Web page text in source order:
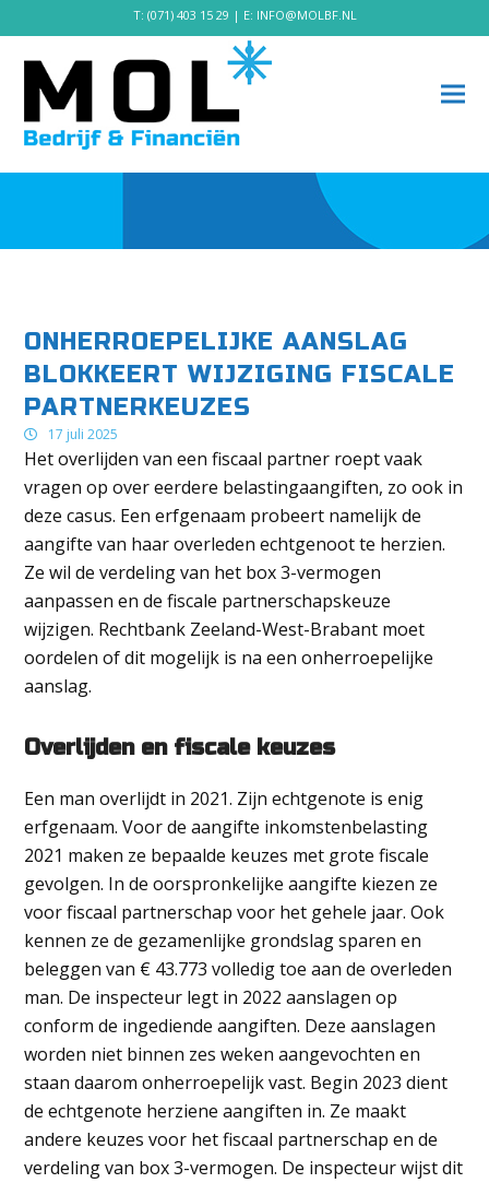
T: (071) 403 15 29 | E: INFO@MOLBF.NL
ONHERROEPELIJKE AANSLAG
BLOKKEERT WIJZIGING FISCALE
PARTNERKEUZES
17 juli 2025
Het overlijden van een fiscaal partner roept vaak
vragen op over eerdere belastingaangiften, zo ook in
deze casus. Een erfgenaam probeert namelijk de
aangifte van haar overleden echtgenoot te herzien.
Ze wil de verdeling van het box 3-vermogen
aanpassen en de fiscale partnerschapskeuze
wijzigen. Rechtbank Zeeland-West-Brabant moet
oordelen of dit mogelijk is na een onherroepelijke
aanslag.
Overlijden en fiscale keuzes
Een man overlijdt in 2021. Zijn echtgenote is enig
erfgenaam. Voor de aangifte inkomstenbelasting
2021 maken ze bepaalde keuzes met grote fiscale
gevolgen. In de oorspronkelijke aangifte kiezen ze
voor fiscaal partnerschap voor het gehele jaar. Ook
kennen ze de gezamenlijke grondslag sparen en
beleggen van € 43.773 volledig toe aan de overleden
man. De inspecteur legt in 2022 aanslagen op
conform de ingediende aangiften. Deze aanslagen
worden niet binnen zes weken aangevochten en
staan daarom onherroepelijk vast. Begin 2023 dient
de echtgenote herziene aangiften in. Ze maakt
andere keuzes voor het fiscaal partnerschap en de
verdeling van box 3-vermogen. De inspecteur wijst dit